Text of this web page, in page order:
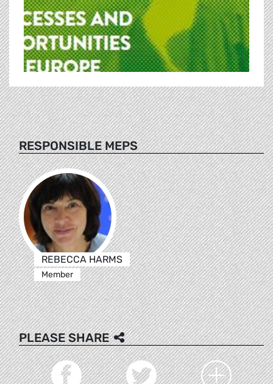
RESPONSIBLE MEPS
REBECCA HARMS
Member
PLEASE SHARE